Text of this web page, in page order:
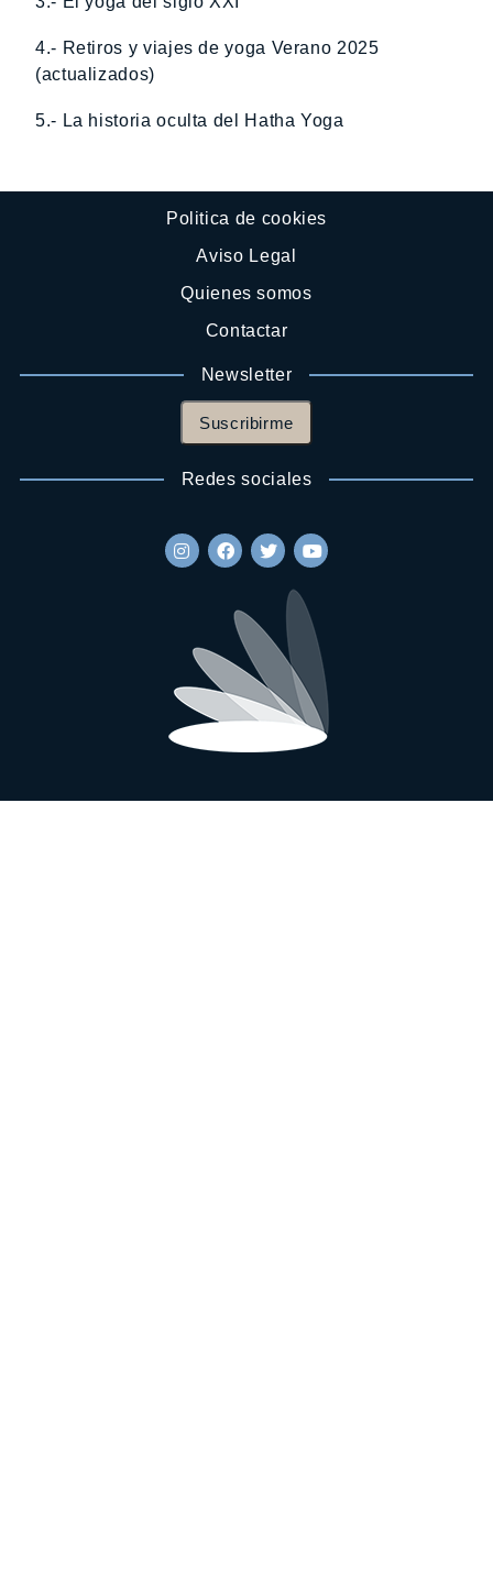
4.- Retiros y viajes de yoga Verano 2025
(actualizados)
5.- La historia oculta del Hatha Yoga
Politica de cookies
Aviso Legal
Quienes somos
Contactar
Newsletter
Suscribirme
Redes sociales